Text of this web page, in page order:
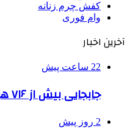
کفش چرم زنانه
وام فوری
آخرین اخبار
22 ساعت پیش
جابجایی بیش از ۷۱۶ هزار مسافر با متروی تهران در مراسم جاماندگان اربعین
2 روز پیش